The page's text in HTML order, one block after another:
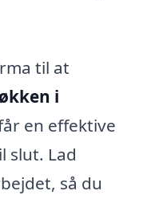
til at
i
en effektive
slut. Lad
så du